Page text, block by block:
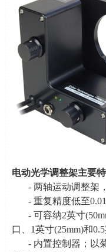
电动光学调整架主要特
- 两轴运动调整架
- 重复精度低至
- 可容纳2英寸
口、 1英寸(25mm)和0.5
- 内置控制器；以